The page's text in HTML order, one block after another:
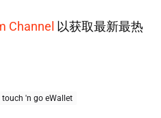
Channel 以获取最新最热
touch 'n go eWallet